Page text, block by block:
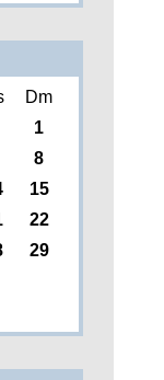
Dm
1
8
15
22
29